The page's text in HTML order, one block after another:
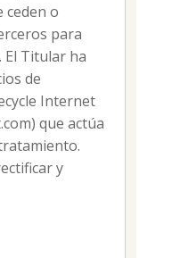
ceden o
para
El Titular ha
de
Internet
que actúa
y